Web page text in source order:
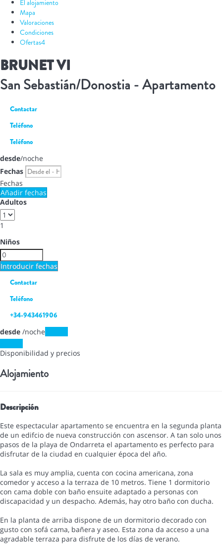
El alojamiento
Mapa
Valoraciones
Condiciones
Ofertas4
BRUNET VI
San Sebastián/Donostia -Apartamento
Contactar
Teléfono
Teléfono
desde/noche
Fechas
Fechas
Añadir fechas
Adultos
1
Niños
Introducir fechas
Contactar
Teléfono
+34-943461906
desde /noche
Disponibilidad y precios
Alojamiento
Descripción
Este espectacular apartamento se encuentra en la segunda planta
de un edifcio de nueva construcción con ascensor. A tan solo unos
pasos de la playa de Ondarreta el apartamento es perfecto para
disfrutar de la ciudad en cualquier época del año.
La sala es muy amplia, cuenta con cocina americana, zona
comedor y acceso a la terraza de 10 metros. Tiene 1 dormitorio
con cama doble con baño ensuite adaptado a personas con
discapacidad y un despacho. Además, hay otro baño con ducha.
En la planta de arriba dispone de un dormitorio decorado con
gusto con sofá cama, bañera y aseo. Esta zona da acceso a una
agradable terraza para disfrute de los días de verano.